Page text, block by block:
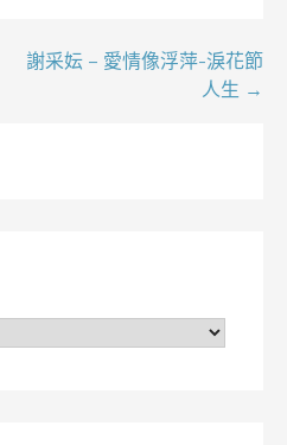
謝采妘 – 愛情像浮萍-淚花節
人生 →